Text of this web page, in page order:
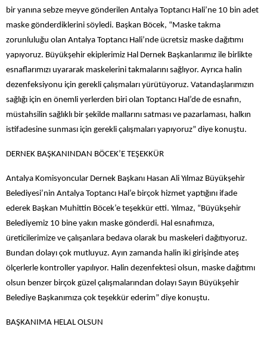
bir yanına sebze meyve gönderilen Antalya Toptancı Hali’ne 10 bin adet
maske gönderdiklerini söyledi. Başkan Böcek, “Maske takma
zorunluluğu olan Antalya Toptancı Hali’nde ücretsiz maske dağıtımı
yapıyoruz. Büyükşehir ekiplerimiz Hal Dernek Başkanlarımız ile birlikte
esnaflarımızı uyararak maskelerini takmalarını sağlıyor. Ayrıca halin
dezenfeksiyonu için gerekli çalışmaları yürütüyoruz. Vatandaşlarımızın
sağlığı için en önemli yerlerden biri olan Toptancı Hal’de de esnafın,
müstahsilin sağlıklı bir şekilde mallarını satması ve pazarlaması, halkın
istifadesine sunması için gerekli çalışmaları yapıyoruz” diye konuştu.
DERNEK BAŞKANINDAN BÖCEK’E TEŞEKKÜR
Antalya Komisyoncular Dernek Başkanı Hasan Ali Yılmaz Büyükşehir
Belediyesi’nin Antalya Toptancı Hal’e birçok hizmet yaptığını ifade
ederek Başkan Muhittin Böcek’e teşekkür etti. Yılmaz, “Büyükşehir
Belediyemiz 10 bine yakın maske gönderdi. Hal esnafımıza,
üreticilerimize ve çalışanlara bedava olarak bu maskeleri dağıtıyoruz.
Bundan dolayı çok mutluyuz. Ayın zamanda halin iki girişinde ateş
ölçerlerle kontroller yapılıyor. Halin dezenfektesi olsun, maske dağıtımı
olsun benzer birçok güzel çalışmalarından dolayı Sayın Büyükşehir
Belediye Başkanımıza çok teşekkür ederim” diye konuştu.
BAŞKANIMA HELAL OLSUN